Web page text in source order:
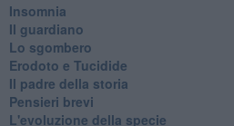
Insomnia
Il guardiano
Lo sgombero
Erodoto e Tucidide
Il padre della storia
Pensieri brevi
L'evoluzione della specie